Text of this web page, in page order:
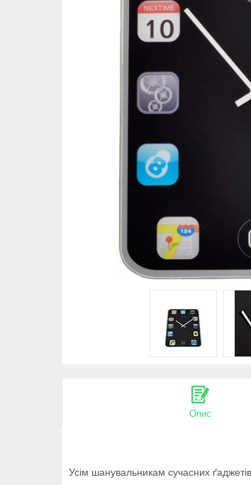
Опис
Усім шанувальникам сучасних